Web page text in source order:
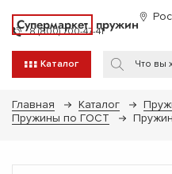
Супермаркет пружин
8 (800) 700-47-41
Каталог
Главная Каталог
Пружины по ГОСТ